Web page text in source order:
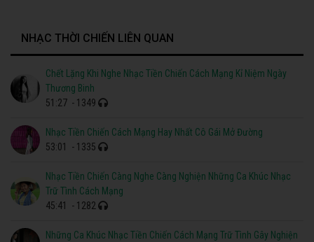
NHẠC THỜI CHIẾN LIÊN QUAN
Chết Lặng Khi Nghe Nhạc Tiền Chiến Cách Mạng Kỉ Niệm Ngày
Thương Binh
51:27 - 1349
Nhạc Tiền Chiến Cách Mạng Hay Nhất Cô Gái Mở Đường
53:01
- 1335
Nhạc Tiền Chiến Càng Nghe Càng Nghiện Những Ca Khúc Nhạc
Trữ Tình Cách Mạng
45:41
- 1282
Những Ca Khúc Nhạc Tiền Chiến Cách Mạng Trữ Tình Gây Nghiện